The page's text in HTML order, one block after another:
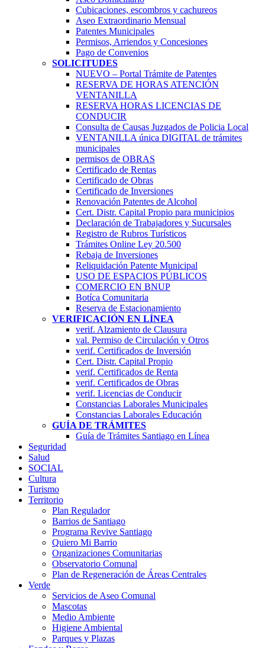
Cubicaciones, escombros y cachureos
Aseo Extraordinario Mensual
Patentes Municipales
Permisos, Arriendos y Concesiones
Pago de Convenios
SOLICITUDES
NUEVO – Portal Trámite de Patentes
RESERVA DE HORAS ATENCIÓN
VENTANILLA
RESERVA HORAS LICENCIAS DE
CONDUCIR
Consulta de Causas Juzgados de Policia Local
VENTANILLA única DIGITAL de trámites
municipales
permisos de OBRAS
Certificado de Rentas
Certificado de Obras
Certificado de Inversiones
Renovación Patentes de Alcohol
Cert. Distr. Capital Propio para municipios
Declaración de Trabajadores y Sucursales
Registro de Rubros Turí­sticos
Trámites Online Ley 20.500
Rebaja de Inversiones
Reliquidación Patente Municipal
USO DE ESPACIOS PÚBLICOS
COMERCIO EN BNUP
Botíca Comunitaria
Reserva de Estacionamiento
VERIFICACIÓN EN LÍNEA
verif. Alzamiento de Clausura
val. Permiso de Circulación y Otros
verif. Certificados de Inversión
Cert. Distr. Capital Propio
verif. Certificados de Renta
verif. Certificados de Obras
verif. Licencias de Conducir
Constancias Laborales Municipales
Constancias Laborales Educación
GUÍA DE TRÁMITES
Guía de Trámites Santiago en Línea
Seguridad
Salud
SOCIAL
Cultura
Turismo
Territorio
Plan Regulador
Barrios de Santiago
Programa Revive Santiago
Quiero Mi Barrio
Organizaciones Comunitarias
Observatorio Comunal
Plan de Regeneración de Áreas Centrales
Verde
Servicios de Aseo Comunal
Mascotas
Medio Ambiente
Higiene Ambiental
Parques y Plazas